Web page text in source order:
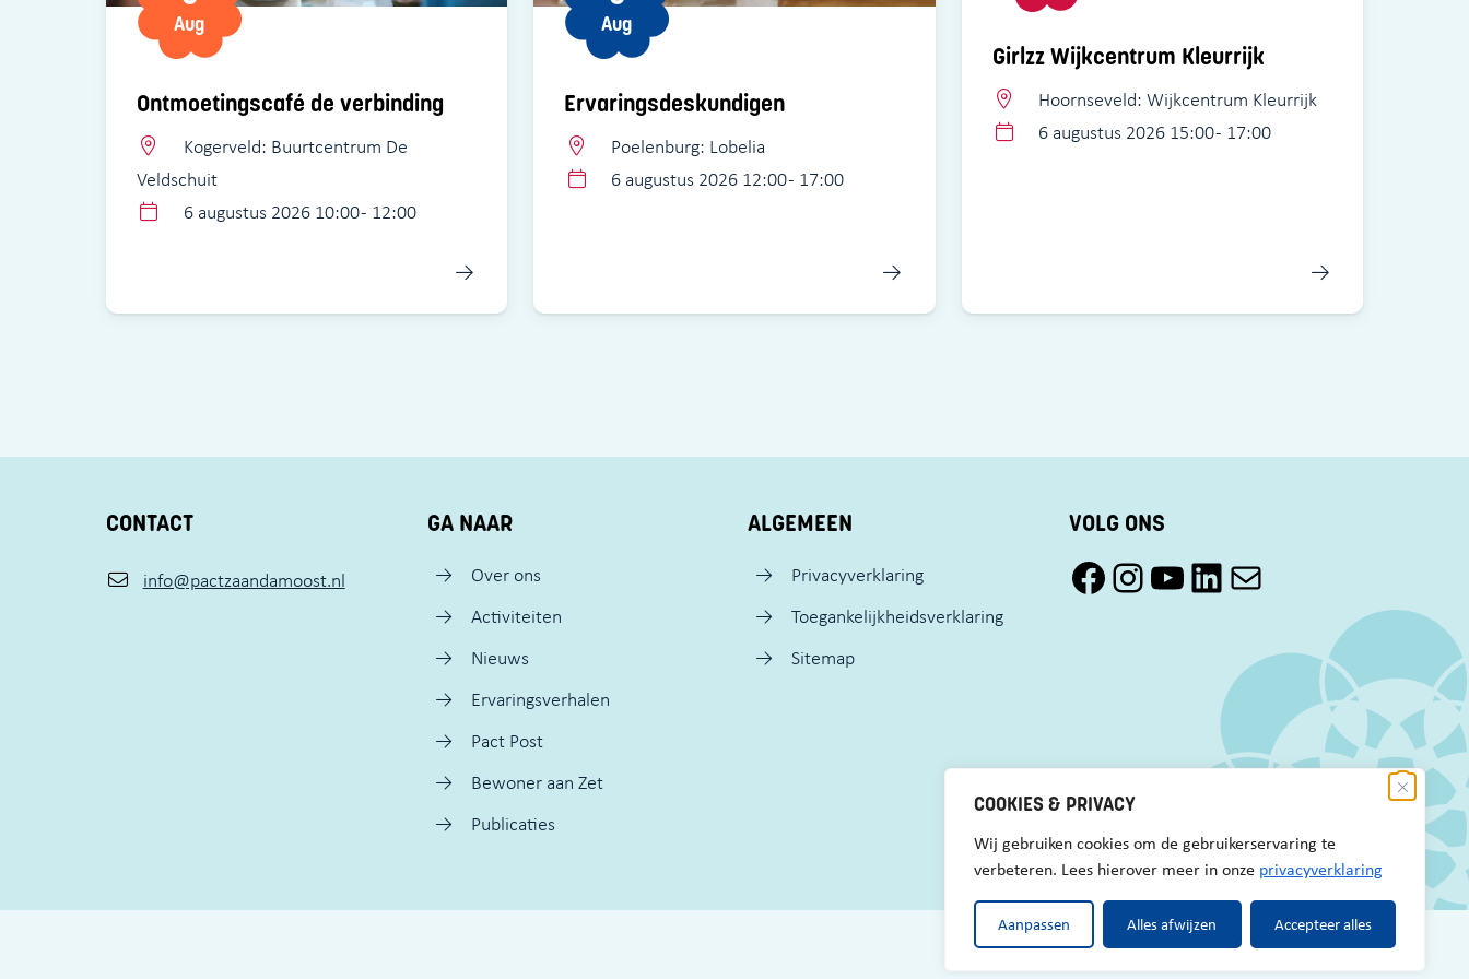
COOKIES & PRIVACY
Wij gebruiken cookies om de gebruikerservaring te
verbeteren. Lees hierover meer in onze privacyverklaring
Aanpassen Alles afwijzen Accepteer alles
Ontmoetingscafé de verbinding
Aug
Kogerveld: Buurtcentrum De
Veldschuit
6 augustus 2026 10:00 - 12:00
Ervaringsdeskundigen
Aug
Poelenburg: Lobelia
6 augustus 2026 12:00 - 17:00
Girlzz Wijkcentrum Kleurrijk
Hoornseveld: Wijkcentrum Kleurrijk
6 augustus 2026 15:00 - 17:00
CONTACT
info@pactzaandamoost.nl
GA NAAR
Over ons
Activiteiten
Nieuws
Ervaringsverhalen
Pact Post
Bewoner aan Zet
Publicaties
ALGEMEEN
Privacyverklaring
Toegankelijkheidsverklaring
Sitemap
VOLG ONS
Facebook Pact Zaandam OostInstagram Pact Zaandam OostYouTube Pact Zaandam OostLinkedIn
Mail